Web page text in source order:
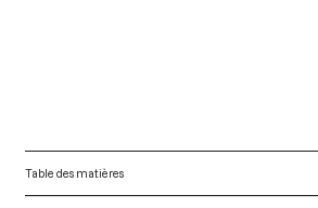
Table des matières